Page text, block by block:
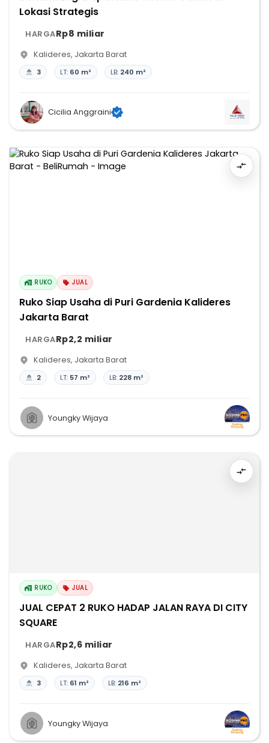
Lokasi Strategis
HARGARp8 miliar
Kalideres, Jakarta Barat
3 LT: 60 m² LB: 240 m²
Cicilia Anggraini
RUKO JUAL
Ruko Siap Usaha di Puri Gardenia Kalideres
Jakarta Barat
HARGARp2,2 miliar
Kalideres, Jakarta Barat
2 LT: 57 m² LB: 228 m²
Youngky Wijaya
RUKO JUAL
JUAL CEPAT 2 RUKO HADAP JALAN RAYA DI CITY
SQUARE
HARGARp2,6 miliar
Kalideres, Jakarta Barat
3 LT: 61 m² LB: 216 m²
Youngky Wijaya